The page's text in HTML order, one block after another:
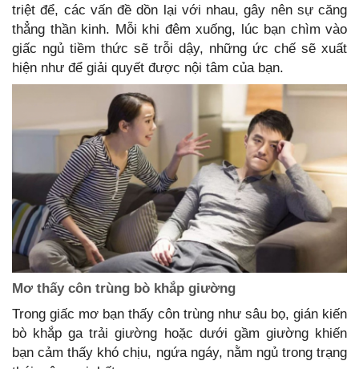
triệt để, các vấn đề dồn lại với nhau, gây nên sự căng
thẳng thần kinh. Mỗi khi đêm xuống, lúc bạn chìm vào
giấc ngủ tiềm thức sẽ trỗi dậy, những ức chế sẽ xuất
hiện như để giải quyết được nội tâm của bạn.
Mơ thấy côn trùng bò khắp giường
Trong giấc mơ bạn thấy côn trùng như sâu bọ, gián kiến
bò khắp ga trải giường hoặc dưới gầm giường khiến
bạn cảm thấy khó chịu, ngứa ngáy, nằm ngủ trong trạng